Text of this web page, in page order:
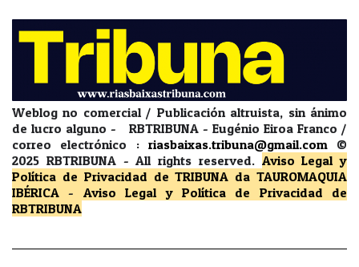
Weblog no comercial / Publicación altruista, sin ánimo
de lucro alguno - RBTRIBUNA - Eugénio Eiroa Franco /
correo electrónico : riasbaixas.tribuna@gmail.com
©
2025 RBTRIBUNA -All rights reserved. Aviso Legal y
Política de Privacidad de TRIBUNA da TAUROMAQUIA
IBÉRICA - Aviso Legal y Política de Privacidad
de
RBTRIBUNA